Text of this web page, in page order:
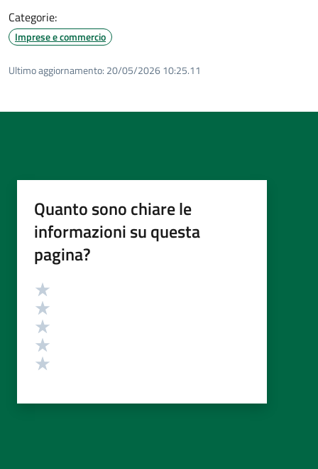
Categorie:
Imprese e commercio
Ultimo aggiornamento: 20/05/2026 10:25.11
Quanto sono chiare le
informazioni su questa
pagina?
Valutazione